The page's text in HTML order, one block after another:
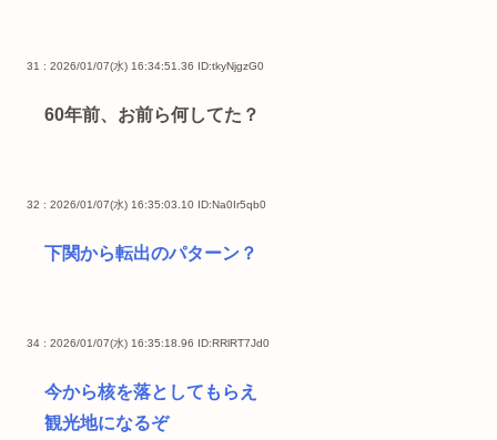
31 : 2026/01/07(水) 16:34:51.36 ID:tkyNjgzG0
60年前、お前ら何してた？
32 : 2026/01/07(水) 16:35:03.10 ID:Na0Ir5qb0
下関から転出のパターン？
34 : 2026/01/07(水) 16:35:18.96 ID:RRlRT7Jd0
今から核を落としてもらえ
観光地になるぞ